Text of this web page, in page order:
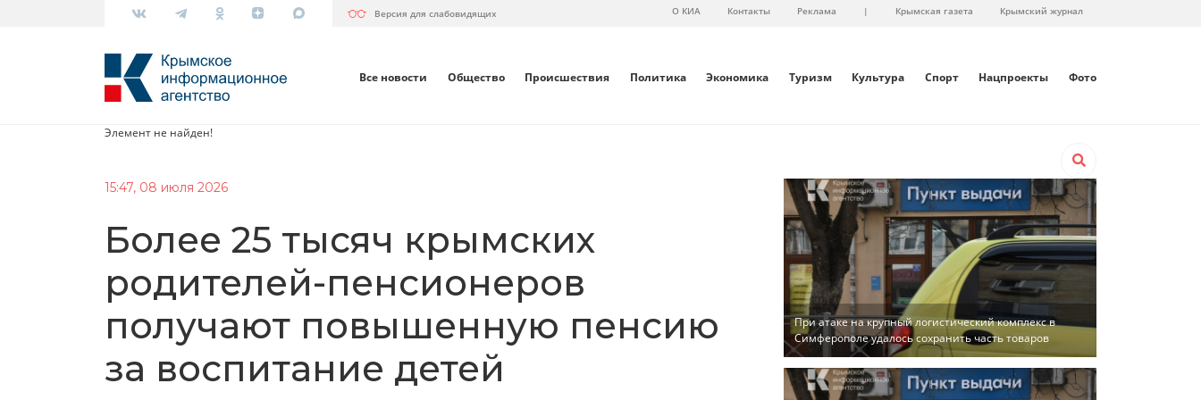
Версия для слабовидящих О КИА Контакты Реклама | Крымская газета Крымский журнал
Все новости Общество Происшествия Политика Экономика Туризм Культура Спорт Нацпроекты Фото
Элемент не найден!
15:47, 08 июля 2026
Более 25 тысяч крымских
родителей-пенсионеров
получают повышенную пенсию
за воспитание детей
При атаке на крупный логистический комплекс в
Симферополе удалось сохранить часть товаров